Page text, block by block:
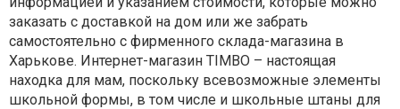
заказать с доставкой на дом или же забрать
самостоятельно с фирменного склада-магазина в
Харькове. Интернет-магазин TIMBO – настоящая
находка для мам, поскольку всевозможные элементы
школьной формы, в том числе и школьные штаны для